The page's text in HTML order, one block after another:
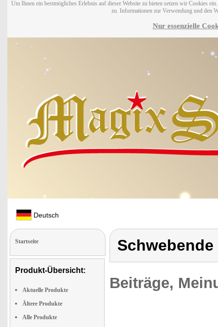
Um Ihnen ein bestmögliches Erlebnis auf dieser Website zu bieten setzen wir Cookies
zu. Informationen zur Verwendung und den
Nur essenzielle
Deutsch
Startseite
Produkt-Übersicht:
Aktuelle Produkte
Ältere Produkte
Alle Produkte
Beiträge,